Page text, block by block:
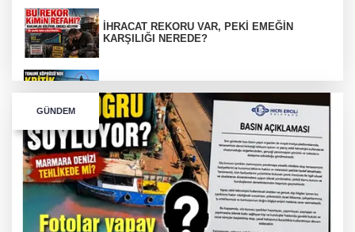
İHRACAT REKORU VAR, PEKİ EMEĞİN
KARŞILIĞI NEREDE?
TONAMİ KÖPRÜSÜ'NDE PANİK!
GÜNEY MARMARA OTOYOLU İMAR
PLANLARI ASKIDA!
GÜNEY MARMARA OTOYOLU İMAR
PLANLARI ASKIDA!
GÜNDEM